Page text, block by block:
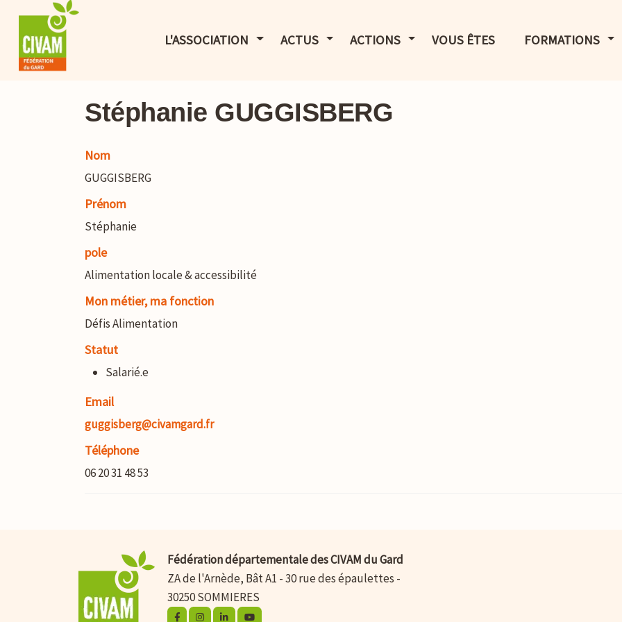
L'ASSOCIATION AFFICHER LE MENU
ACTUS AFFICHER LE MENU
ACTIONS AFFICHER LE MENU
VOUS ÊTES FORMATIONS
Stéphanie GUGGISBERG
Nom
GUGGISBERG
Prénom
Stéphanie
pole
Alimentation locale & accessibilité
Mon métier, ma fonction
Défis Alimentation
Statut
Salarié.e
Email
guggisberg@civamgard.fr
Téléphone
06 20 31 48 53
Fédération départementale des CIVAM du Gard
ZA de l'Arnède, Bât A1 - 30 rue des épaulettes -
30250 SOMMIERES